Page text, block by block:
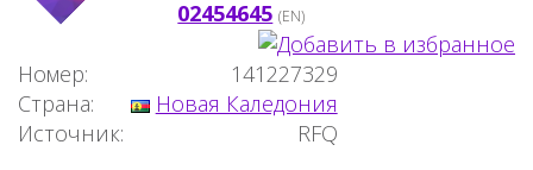
02454645 (EN)
Номер:
141227329
Страна:
Новая Каледония
Источник:
RFQ